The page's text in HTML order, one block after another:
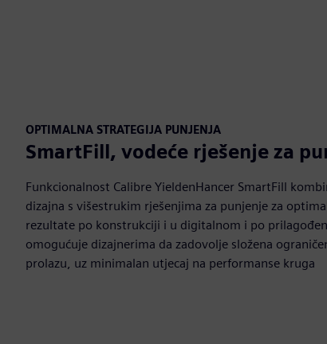
OPTIMALNA STRATEGIJA PUNJENJA
SmartFill, vodeće rješenje za
Funkcionalnost Calibre YieldenHancer SmartFill
dizajna s višestrukim rješenjima za punjenje za
rezultate po konstrukciji i u digitalnom i po
omogućuje dizajnerima da zadovolje složena
prolazu, uz minimalan utjecaj na performanse kruga